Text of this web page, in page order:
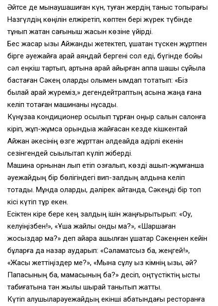
Әйтсе де мынаушақшиған күн, туған жердің таныс топырағы
Назгүлдің көңілін елжіретіп, көптен бері жүрек түбінде
тұнып жатқан сағыныш жасын көзіне үйірді.
Бес жасар қызы Айжанды жетектеп, ұшақтан түскен жұртпен
бірге әуежайға қарай аяңдай бергені сол еді, бүгінде бойы
сәл еңкіш тартып, артына қарай қайырған аппақ шашы сұйыла
бастаған Сәкең оларды қолымен ымдап тоқтатып: «Біз
былай қарай жүреміз,» дегендейтраптың қасына жаңа ғана
келіп тоқтаған машинаны нұсқады.
Күнұзаққа кондиционер қосылып тұрған қоңыр салқын салонға
кіріп, жұп-жұмсақ орындыққа жайғасқан кезде кішкентай
Айжан әкесінің өзге жұрттан әлдеқайда қадірлі екенін
сезінгендей сықылықтап күліп жіберді.
Машина орнынан лып етіп қозғалып, көзді ашып-жұмғанша
әуежайдың бір бөлігіндегі вип-залдың алдына келіп
тоқтады. Мұнда оларды, дәлірек айтқанда, Сәкеңді бір топ
кісі күтіп тұр екен.
Есіктен кіре бере кең залдың ішін жаңғырықтырып: «Оу,
келуіңізбен!», «Ұшақ жайлы қонды ма?», «Шаршаған
жоқсыздар ма?» деп айқара ашылған құшақтар Сәкеңнен кейін
бұларға да назар аударып: «Сәламатсыз ба, жеңгей!»,
«Жақсы жеттіңіздер ме?», «Мына сұлу қыз кімнің қызы, әй?
Папасының ба, мамасының ба?» десіп, оңтүстіктің ыстық
табиғатына тән жылы шырай танытып жатты.
Күтіп алушыларәуежайдың екінші қабатындағы ресторанға